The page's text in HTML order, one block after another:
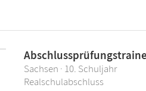
Sachsen · 10. Schuljahr
Realschulabschluss